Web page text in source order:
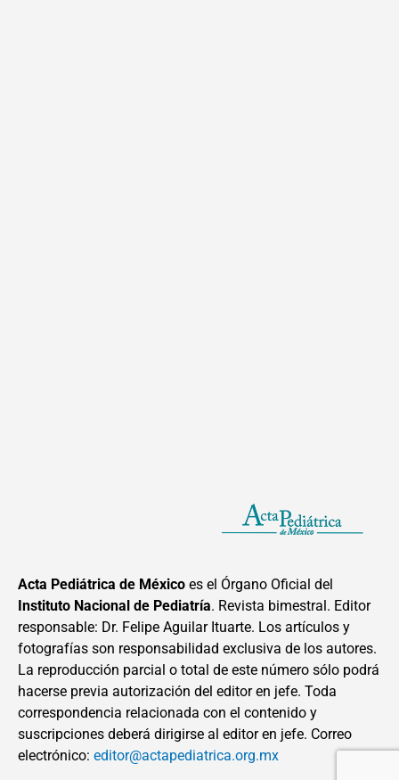
Acta Pediátrica de México es el Órgano Oficial del
Instituto Nacional de Pediatría. Revista bimestral. Editor
responsable: Dr. Felipe Aguilar Ituarte. Los artículos y
fotografías son responsabilidad exclusiva de los autores.
La reproducción parcial o total de este número sólo podrá
hacerse previa autorización del editor en jefe. Toda
correspondencia relacionada con el contenido y
suscripciones deberá dirigirse al editor en jefe. Correo
electrónico: editor@actapediatrica.org.mx